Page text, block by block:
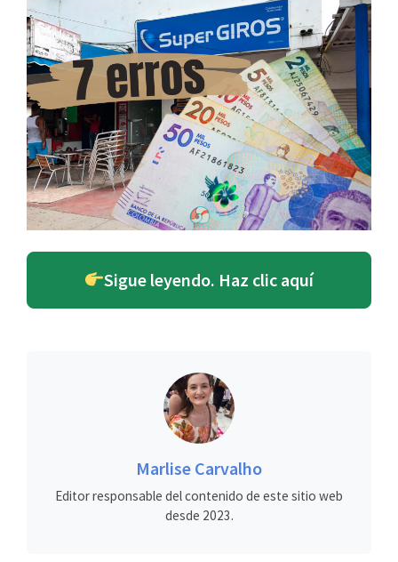
Sigue leyendo. Haz clic aquí
Marlise Carvalho
Editor responsable del contenido de este sitio web
desde 2023.